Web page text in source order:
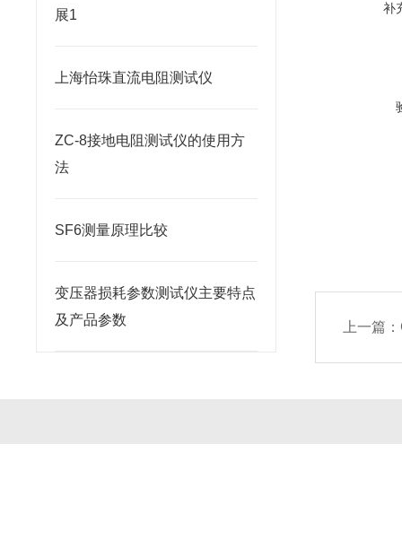
展1
上海怡珠直流电阻测试仪
ZC-8接地电阻测试仪的使用方
法
SF6测量原理比较
变压器损耗参数测试仪主要特点
及产品参数
补
上一篇：